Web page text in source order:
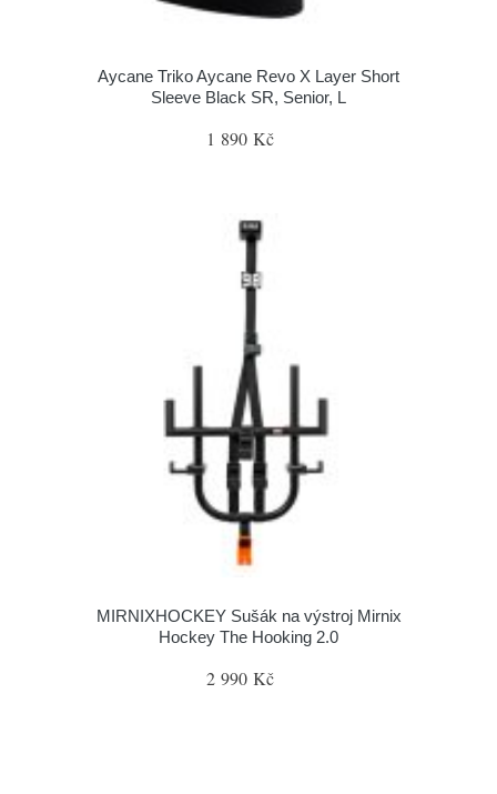
Aycane Triko Aycane Revo X Layer Short
Sleeve Black SR, Senior, L
1 890 Kč
MIRNIXHOCKEY Sušák na výstroj Mirnix
Hockey The Hooking 2.0
2 990 Kč